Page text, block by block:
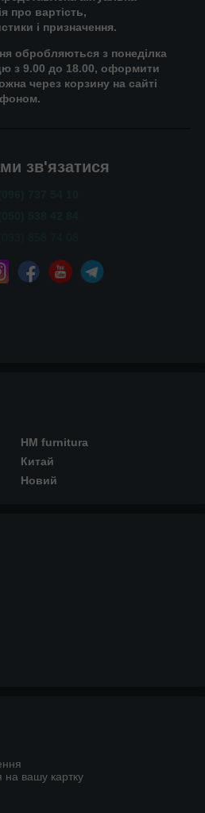
про вартість,
і призначення.
обробляються з понеділка
з 9.00 до 18.00, оформити
через корзину на сайті
зв'язатися
HM furnitura
Китай
Новий
на вашу картку